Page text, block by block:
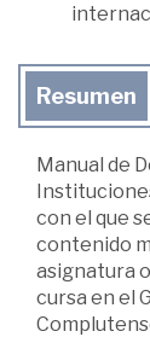
Resumen
Manual de
con el que
contenido
asignatura
cursa en el